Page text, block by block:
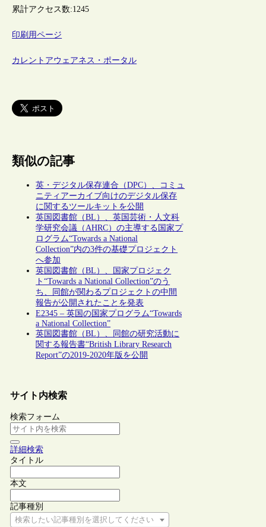
累計アクセス数:1245
印刷用ページ
カレントアウェアネス・ポータル
類似の記事
英・デジタル保存連合（DPC）、コミュ
ニティアーカイブ向けのデジタル保存
に関するツールキットを公開
英国図書館（BL）、英国芸術・人文科
学研究会議（AHRC）の主導する国家プ
ログラム“Towards a National
Collection”内の3件の基礎プロジェクト
へ参加
英国図書館（BL）、国家プロジェク
ト“Towards a National Collection”のう
ち、同館が関わるプロジェクトの中間
報告が公開されたことを発表
E2345 – 英国の国家プログラム“Towards
a National Collection”
英国図書館（BL）、同館の研究活動に
関する報告書“British Library Research
Report”の2019-2020年版を公開
サイト内検索
検索フォーム
詳細検索
タイトル
本文
記事種別
検索したい記事種別を選択してください